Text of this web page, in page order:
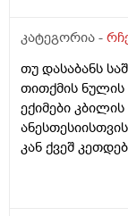
მაყროს და
არსად და ვერც
კატეგორია -
თუ დასაბანს
თითქმის ნულის
ექიმები
კან ქვეშ
ახარო რატომ